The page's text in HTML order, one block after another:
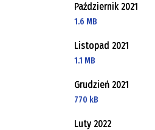
Październik 2021
1.6 MB
Listopad 2021
1.1 MB
Grudzień 2021
770 kB
Luty 2022